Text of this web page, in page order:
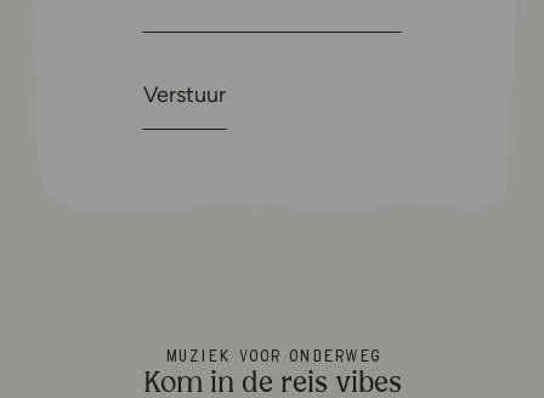
Muziek voor onderweg
Kom in de reis vibes